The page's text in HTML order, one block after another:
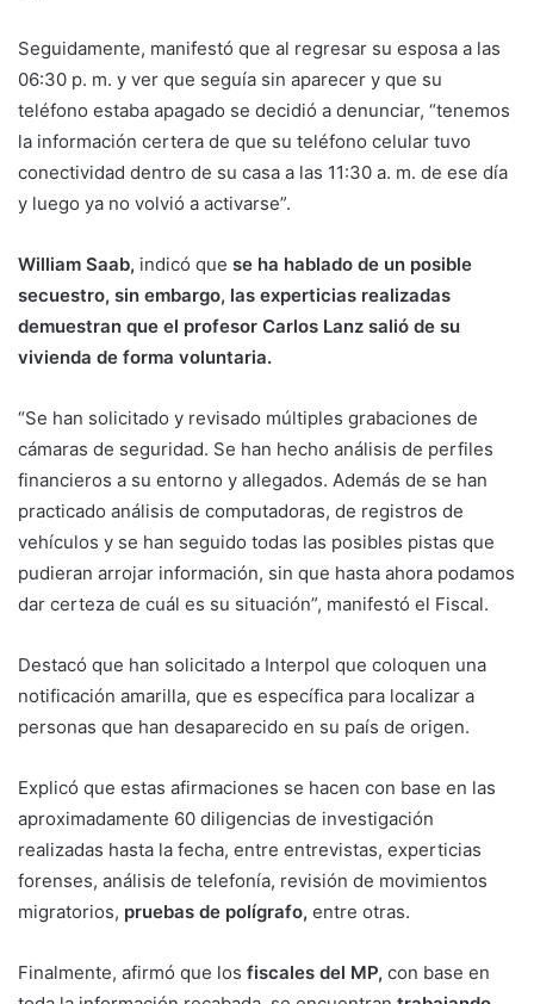
Seguidamente, manifestó que al regresar su esposa a las
06:30 p. m. y ver que seguía sin aparecer y que su
teléfono estaba apagado se decidió a denunciar, “tenemos
la información certera de que su teléfono celular tuvo
conectividad dentro de su casa a las 11:30 a. m. de ese día
y luego ya no volvió a activarse”.
William Saab, indicó que se ha hablado de un posible
secuestro, sin embargo, las experticias realizadas
demuestran que el profesor Carlos Lanz salió de su
vivienda de forma voluntaria.
“Se han solicitado y revisado múltiples grabaciones de
cámaras de seguridad. Se han hecho análisis de perfiles
financieros a su entorno y allegados. Además de se han
practicado análisis de computadoras, de registros de
vehículos y se han seguido todas las posibles pistas que
pudieran arrojar información, sin que hasta ahora podamos
dar certeza de cuál es su situación”, manifestó el Fiscal.
Destacó que han solicitado a Interpol que coloquen una
notificación amarilla, que es específica para localizar a
personas que han desaparecido en su país de origen.
Explicó que estas afirmaciones se hacen con base en las
aproximadamente 60 diligencias de investigación
realizadas hasta la fecha, entre entrevistas, experticias
forenses, análisis de telefonía, revisión de movimientos
migratorios, pruebas de polígrafo, entre otras.
Finalmente, afirmó que los fiscales del MP, con base en